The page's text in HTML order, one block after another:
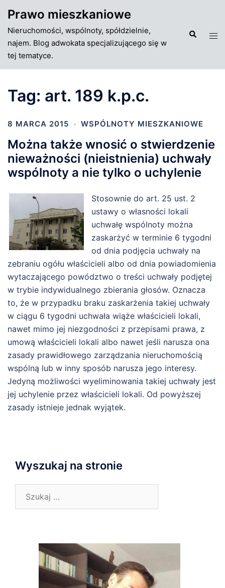
do
treści
Prawo mieszkaniowe
Nieruchomości, wspólnoty, spółdzielnie,
najem. Blog adwokata specjalizującego się w
tej tematyce.
Szukaj
Tag: art. 189 k.p.c.
8 MARCA 2015 WSPÓLNOTY MIESZKANIOWE
Można także wnosić o stwierdzenie
nieważności (nieistnienia) uchwały
wspólnoty a nie tylko o uchylenie
Stosownie do art. 25 ust. 2
ustawy o własności lokali
uchwałę wspólnoty można
zaskarżyć w terminie 6 tygodni
od dnia podjęcia uchwały na
zebraniu ogółu właścicieli albo od dnia powiadomienia
wytaczającego powództwo o treści uchwały podjętej
w trybie indywidualnego zbierania głosów. Oznacza
to, że w przypadku braku zaskarżenia takiej uchwały
w ciągu 6 tygodni uchwała wiąże właścicieli lokali,
nawet mimo jej niezgodności z przepisami prawa, z
umową właścicieli lokali albo nawet jeśli narusza ona
zasady prawidłowego zarządzania nieruchomością
wspólną lub w inny sposób narusza jego interesy.
Jedyną możliwości wyeliminowania takiej uchwały jest
jej uchylenie przez właścicieli lokali. Od powyższej
zasady istnieje jednak wyjątek.
Wyszukaj na stronie